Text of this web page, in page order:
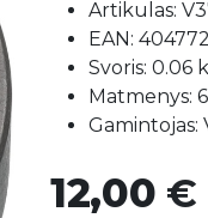
Artikulas:
EAN:
Svoris: 0.06
Matmenys:
Gamintojas:
12,00 €